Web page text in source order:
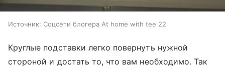
Источник: Соцсети блогера At home with tee 22
Круглые подставки легко повернуть нужной
стороной и достать то, что вам необходимо. Так